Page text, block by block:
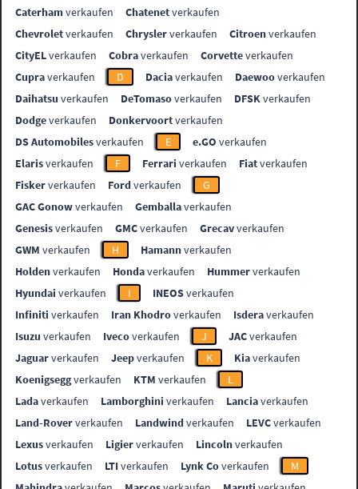
Caterhamverkaufen Chatenetverkaufen
Chevroletverkaufen Chryslerverkaufen Citroenverkaufen
CityELverkaufen Cobraverkaufen Corvetteverkaufen
Cupraverkaufen D Daciaverkaufen Daewooverkaufen
Daihatsu verkaufen DeTomasoverkaufen DFSKverkaufen
Dodgeverkaufen Donkervoortverkaufen
DS Automobilesverkaufen E e.GO verkaufen
Elarisverkaufen F Ferrari verkaufen Fiatverkaufen
Fiskerverkaufen Fordverkaufen
G
GAC Gonowverkaufen Gemballaverkaufen
Genesisverkaufen GMCverkaufen Grecavverkaufen
GWM verkaufen H Hamannverkaufen
Holdenverkaufen Hondaverkaufen Hummerverkaufen
Hyundai verkaufen I INEOSverkaufen
Infiniti verkaufen Iran Khodroverkaufen Isderaverkaufen
Isuzu verkaufen Ivecoverkaufen J JACverkaufen
Jaguarverkaufen Jeepverkaufen K Kiaverkaufen
Koenigseggverkaufen KTM verkaufen
L
Ladaverkaufen Lamborghini verkaufen Lanciaverkaufen
Land-Roververkaufen Landwindverkaufen LEVCverkaufen
Lexusverkaufen Ligierverkaufen Lincolnverkaufen
Lotusverkaufen LTIverkaufen Lynk Coverkaufen
M